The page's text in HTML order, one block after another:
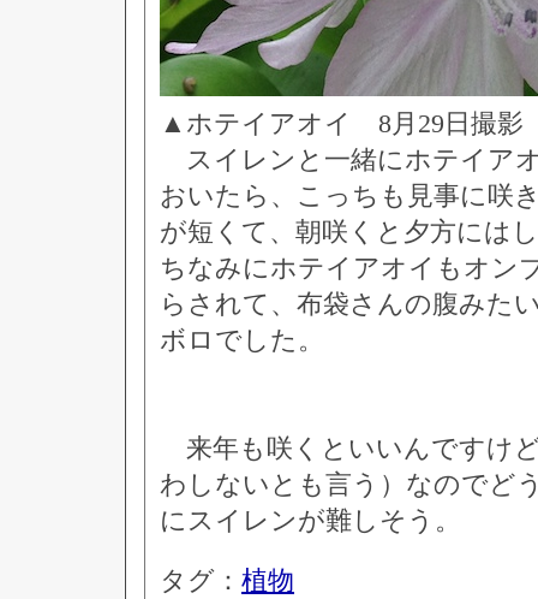
▲ホテイアオイ 8月29日撮影
スイレンと一緒にホテイア
おいたら、こっちも見事に咲
が短くて、朝咲くと夕方には
ちなみにホテイアオイもオン
らされて、布袋さんの腹みた
ボロでした。
来年も咲くといいんですけ
わしないとも言う）なのでど
にスイレンが難しそう。
タグ： 植物